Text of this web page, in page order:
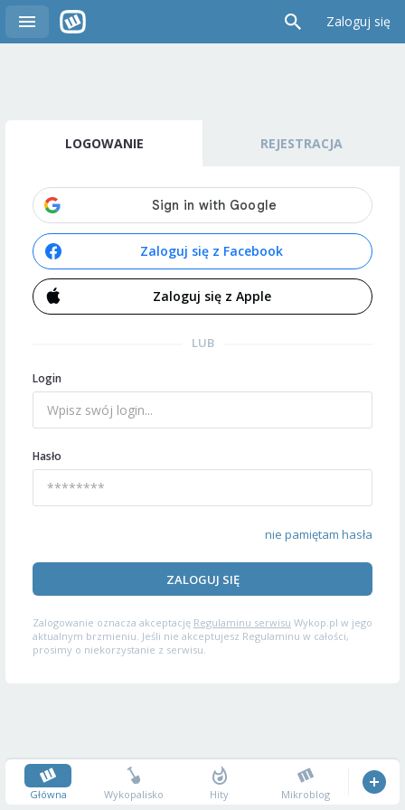
Zaloguj się
LOGOWANIE REJESTRACJA
Zaloguj się z Facebook
Zaloguj się z Apple
LUB
Login
Hasło
nie pamiętam hasła
ZALOGUJ SIĘ
Zalogowanie oznacza akceptację Regulaminu serwisu Wykop.pl w jego
aktualnym brzmieniu. Jeśli nie akceptujesz Regulaminu w całości,
prosimy o niekorzystanie z serwisu.
Główna Wykopalisko Hity Mikroblog